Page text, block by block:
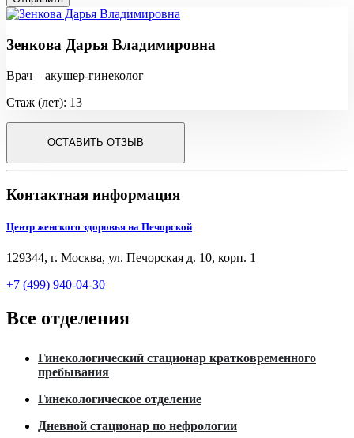
Зенкова Дарья Владимировна
Врач – акушер-гинеколог
Стаж (лет): 13
ОСТАВИТЬ ОТЗЫВ
Контактная информация
Центр женского здоровья на Печорской
129344, г. Москва, ул. Печорская д. 10, корп. 1
+7 (499) 940-04-30
Все отделения
Гинекологический стационар кратковременного
пребывания
Гинекологическое отделение
Дневной стационар по нефрологии